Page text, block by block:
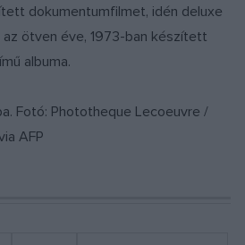
dokumentumfilmet, idén deluxe
ötven éve, 1973-ban készített
albuma.
Fotó: Phototheque Lecoeuvre /
AFP